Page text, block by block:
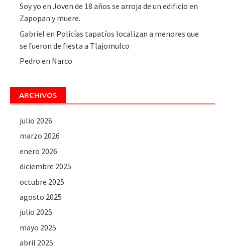
Soy yo enJoven de 18 años se arroja de un edificio en
Zapopan y muere.
Gabriel en Policías tapatíos localizan a menores que
se fueron de fiesta a Tlajomulco
Pedro en Narco
ARCHIVOS
julio 2026
marzo 2026
enero 2026
diciembre 2025
octubre 2025
agosto 2025
julio 2025
mayo 2025
abril 2025